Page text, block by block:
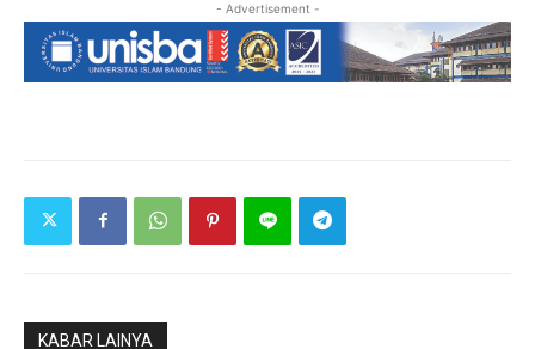
- Advertisement -
KABAR LAINYA